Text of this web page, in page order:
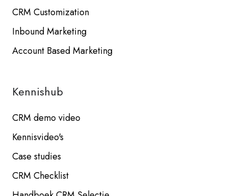
CRM Customization
Inbound Marketing
Account Based Marketing
Kennishub
CRM demo video
Kennisvideo's
Case studies
CRM Checklist